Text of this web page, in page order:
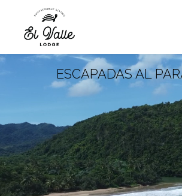
ESCAPADAS AL